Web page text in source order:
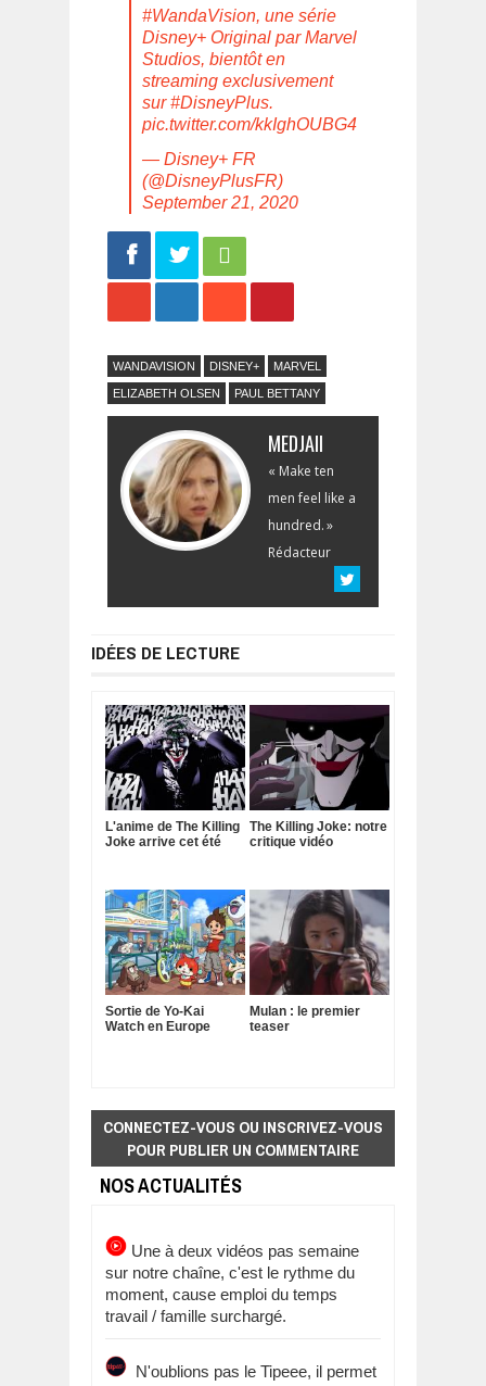
#WandaVision, une série
Disney+ Original par Marvel
Studios, bientôt en
streaming exclusivement
sur#DisneyPlus.
pic.twitter.com/kkIghOUBG4
— Disney+ FR
(@DisneyPlusFR)
September 21, 2020
WANDAVISION DISNEY+ MARVEL
ELIZABETH OLSEN PAUL BETTANY
MEDJAII
« Make ten
men feel like a
hundred. »
Rédacteur
IDÉES DE LECTURE
L'anime de The Killing
Joke arrive cet été
The Killing Joke: notre
critique vidéo
Sortie de Yo-Kai
Watch en Europe
Mulan : le premier
teaser
CONNECTEZ-VOUS OU INSCRIVEZ-VOUS
POUR PUBLIER UN COMMENTAIRE
NOS ACTUALITÉS
Une à deux vidéos pas semaine
sur notre chaîne, c'est le rythme du
moment, cause emploi du temps
travail / famille surchargé.
N'oublions pas le Tipeee, il permet